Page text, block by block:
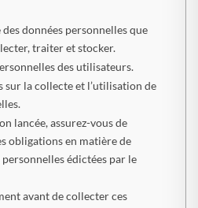
données personnelles que
traiter et stocker.
des utilisateurs.
la collecte et l’utilisation de
lancée, assurez-vous de
obligations en matière de
édictées par le
avant de collecter ces